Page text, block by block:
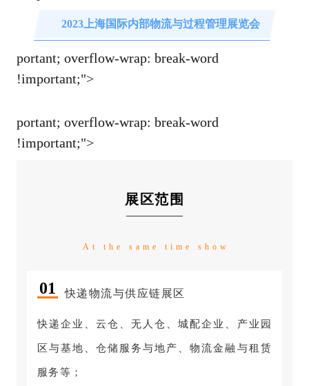
2023上海国际内部物流与过程管理展览会
portant; overflow-wrap: break-word
!important;">
portant; overflow-wrap: break-word
!important;">
展区范围
At the same time show
01 快递物流与供应链展区
快递企业、云仓、无人仓、城配企业、产业园
区与基地、仓储服务与地产、物流金融与租赁
服务等；